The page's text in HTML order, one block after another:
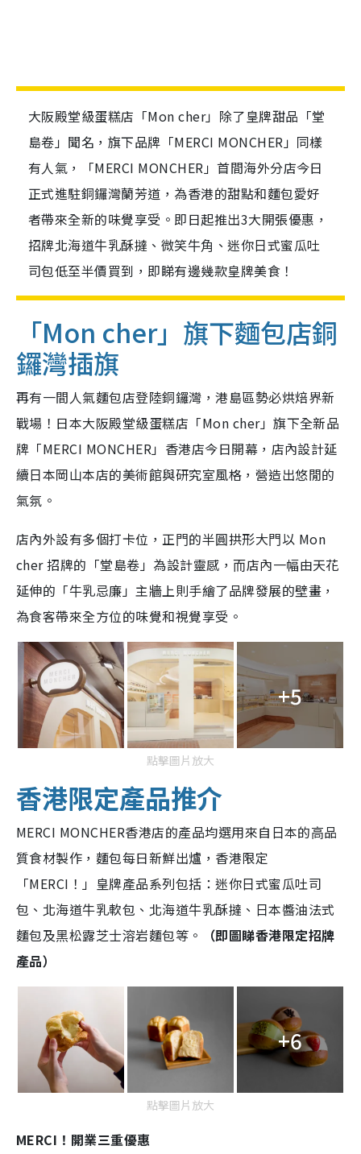
大阪殿堂級蛋糕店「Mon cher」除了皇牌甜品「堂
島卷」聞名，旗下品牌「MERCI MONCHER」同樣
有人氣，「MERCI MONCHER」首間海外分店今日
正式進駐銅鑼灣蘭芳道，為香港的甜點和麵包愛好
者帶來全新的味覺享受。即日起推出3大開張優惠，
招牌北海道⽜乳酥撻、微笑⽜⾓、迷你⽇式蜜瓜吐
司包低至半價買到，即睇有邊幾款皇牌美食！
「Mon cher」旗下麵包店銅
鑼灣插旗
再有一間人氣麵包店登陸銅鑼灣，港島區勢必烘焙界新
戰場！日本大阪殿堂級蛋糕店「Mon cher」旗下全新品
牌「MERCI MONCHER」香港店今日開幕，店內設計延
續⽇本岡⼭本店的美術館與研究室風格，營造出悠閒的
氣氛。
店內外設有多個打卡位，正⾨的半圓拱形⼤⾨以 Mon
cher 招牌的「堂島卷」為設計靈感，⽽店內⼀幅由天花
延伸的「⽜乳忌廉」主牆上則⼿繪了品牌發展的壁畫，
為食客帶來全⽅位的味覺和視覺享受。
+5
點擊圖片放大
香港限定產品推介
MERCI MONCHER香港店的產品均選⽤來⾃⽇本的⾼品
質食材製作，麵包每日新鮮出爐，香港限定
「MERCI！」皇牌產品系列包括：迷你⽇式蜜瓜吐司
包、北海道⽜乳軟包、北海道⽜乳酥撻、⽇本醬油法式
麵包及⿊松露芝⼠溶岩麵包等。
（即圖睇香港限定招牌
產品）
+6
點擊圖片放大
MERCI！開業三重優惠